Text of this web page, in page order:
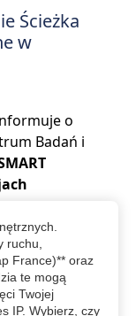
Ścieżka
w
o
Badań i
z
czytaj więcej...
ruchu,
France)** oraz
te mogą
Twojej
IP. Wybierz, czy